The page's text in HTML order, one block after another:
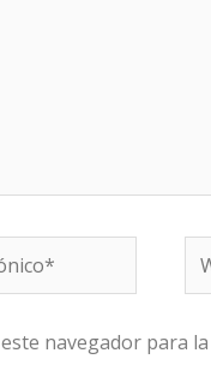
navegador para